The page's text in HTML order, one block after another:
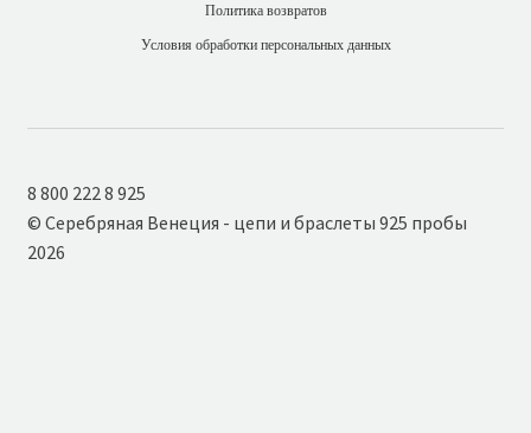
Политика возвратов
Условия обработки персональных данных
8 800 222 8 925
© Серебряная Венеция - цепи и браслеты 925 пробы
2026